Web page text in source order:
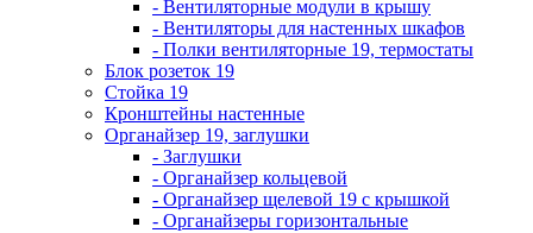
- Вентиляторные модули в крышу
- Вентиляторы для настенных шкафов
- Полки вентиляторные 19, термостаты
Блок розеток 19
Стойка 19
Кронштейны настенные
Органайзер 19, заглушки
- Заглушки
- Органайзер кольцевой
- Органайзер щелевой 19 с крышкой
- Органайзеры горизонтальные